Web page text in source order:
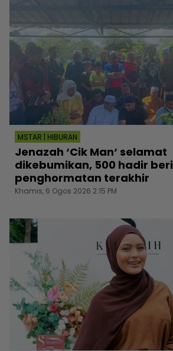
MSTAR | HIBURAN
Jenazah ‘Cik Man‘ selamat
dikebumikan, 500 hadir beri
penghormatan terakhir
Khamis, 6 Ogos 2026 2:15 PM